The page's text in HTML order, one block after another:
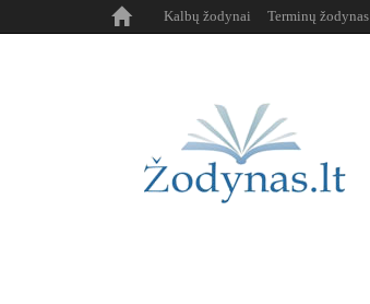
Kalbų žodynai Terminų žodynas